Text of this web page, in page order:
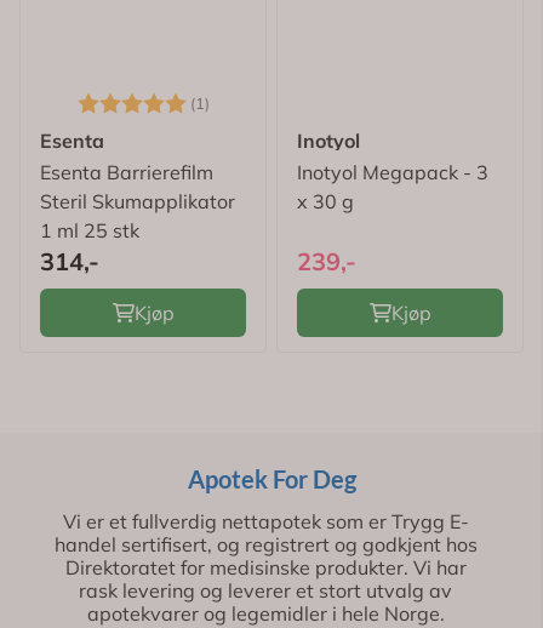
Karakter: (1)
Esenta
Esenta Barrierefilm
Steril Skumapplikator
1 ml 25 stk
314,-
Kjøp
Inotyol
Inotyol Megapack - 3
x 30 g
239,-
Kjøp
Apotek For Deg
Vi er et fullverdig nettapotek som er Trygg E-
handel sertifisert, og registrert og godkjent hos
Direktoratet for medisinske produkter. Vi har
rask levering og leverer et stort utvalg av
apotekvarer og legemidler i hele Norge.